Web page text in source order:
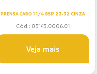
PRENSA CABO 1 1/4 BSP 23-32 CINZA
Cód.: 05143.0006.01
Veja mais